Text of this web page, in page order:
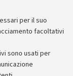
per il suo
facoltativi
sono usati per